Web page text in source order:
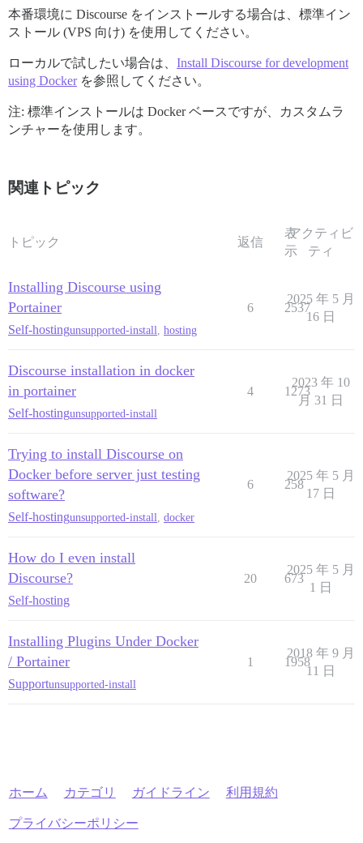
本番環境に Discourse をインストールする場合は、標準イン
ストール (VPS 向け) を使用してください。
ローカルで試したい場合は、 Install Discourse for development
using Dockerを参照してください。
注: 標準インストールは Docker ベースですが、カスタムラ
ンチャーを使用します。
関連トピック
トピック 返信
表
示
アクティビ
ティ
Installing Discourse using
Portainer
Self-hostingunsupported-install hosting
6 2537
2025 年 5 月
16 日
Discourse installation in docker
in portainer
Self-hostingunsupported-install
4 1273
2023 年 10
月 31 日
Trying to install Discourse on
Docker before server just testing
software?
Self-hostingunsupported-install docker
6 258
2025 年 5 月
17 日
How do I even install
Discourse?
Self-hosting
20 673
2025 年 5 月
1 日
Installing Plugins Under Docker
/ Portainer
Supportunsupported-install
1 1958
2018 年 9 月
11 日
ホーム カテゴリ ガイドライン 利用規約
プライバシーポリシー